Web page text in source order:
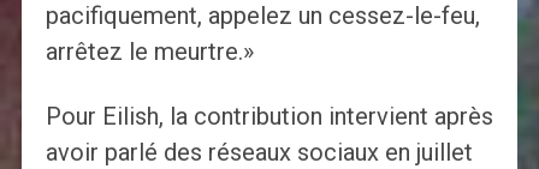
pacifiquement, appelez un cessez-le-feu,
arrêtez le meurtre.»
Pour Eilish, la contribution intervient après
avoir parlé des réseaux sociaux en juillet